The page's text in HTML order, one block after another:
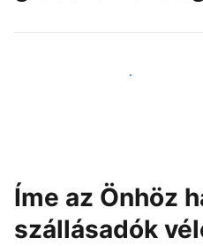
Érjen el új vendégeket
Íme az Önhöz
szállásadók